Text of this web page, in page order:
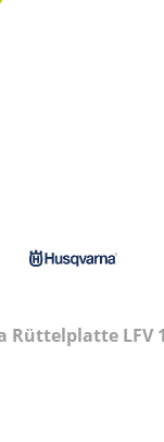
Rüttelplatte LFV